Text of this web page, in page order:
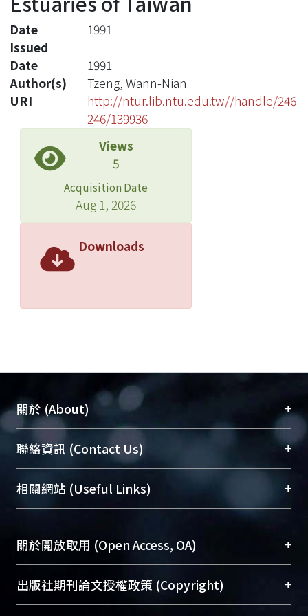
Date
Issued
1991
Date
1991
Author(s)
Tzeng, Wann-Nian
URI
http://ntur.lib.ntu.edu.tw//handle/246
246/139936
Views
5
Acquisition Date
Aug 1, 2026
Downloads
關於 (About) +
臺大位居世界頂尖大學之列，為永久珍藏及向國際
展現本校豐碩的研究成果及學術能量，圖書館整合
機構典藏（NTUR）與學術庫（AH）不同功能平
台，成為臺大學術典藏NTU scholars。期能整合研
究能量、促進交流合作、保存學術產出、推廣研究
成果。
To permanently archive and promote researcher
profiles and scholarly works, Library integrates the
services of “NTU Repository” with “Academic
聯絡資訊 (Contact Us) +
總館學科館員(Main Library)
醫學圖書館學科館員(Medical Library)
(Social
Sciences Library)
相關網站 (Useful Links) +
關於開放取用 (Open Access, OA) +
開放取用是從使用者角度提升資訊取用性的社會運
動，應用在學術研究上是透過將研究著作公開供使
出版社期刊論文授權政策 (Copyright) +